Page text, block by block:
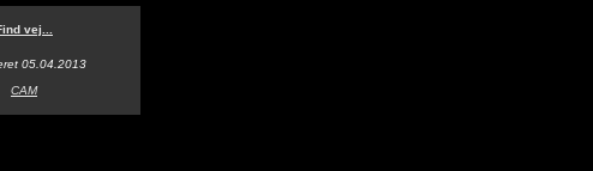
vej...
05.04.2013
CAM